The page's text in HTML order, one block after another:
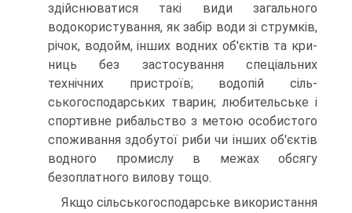
здійснюватися такі види загального
водокористування, як забір води зі струмків,
річок, водойм, інших водних об'єктів та кри­
ниць без застосування спеціальних
технічних пристроїв; водопій сіль­
ськогосподарських тварин; любительське і
спортивне рибальство з метою особистого
споживання здобутої риби чи інших об'єктів
водно­го промислу в межах обсягу
безоплатного вилову тощо.
Якщо сільськогосподарське використання